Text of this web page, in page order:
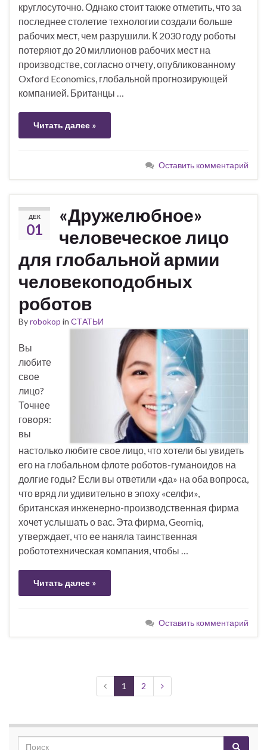
круглосуточно. Однако стоит также отметить, что за
последнее столетие технологии создали больше
рабочих мест, чем разрушили. К 2030 году роботы
потеряют до 20 миллионов рабочих мест на
производстве, согласно отчету, опубликованному
Oxford Economics, глобальной прогнозирующей
компанией. Британцы …
Читать далее »
Оставить комментарий
ДЕК
01
«Дружелюбное»
человеческое лицо
для глобальной армии
человекоподобных
роботов
Byrobokop in СТАТЬИ
Вы
любите
свое
лицо?
Точнее
говоря:
вы
настолько любите свое лицо, что хотели бы увидеть
его на глобальном флоте роботов-гуманоидов на
долгие годы? Если вы ответили «да» на оба вопроса,
что вряд ли удивительно в эпоху «селфи»,
британская инженерно-производственная фирма
хочет услышать о вас. Эта фирма, Geomiq,
утверждает, что ее наняла таинственная
робототехническая компания, чтобы …
Читать далее »
Оставить комментарий
1 2